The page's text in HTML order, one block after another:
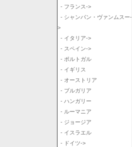
- フランス->
- シャンパン・ヴァンムスー-
>
- イタリア->
- スペイン->
- ポルトガル
- イギリス
- オーストリア
- ブルガリア
- ハンガリー
- ルーマニア
- ジョージア
- イスラエル
- ドイツ->